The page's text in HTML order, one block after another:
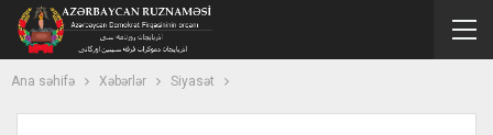
Ana səhifə Xəbərlər Siyasət